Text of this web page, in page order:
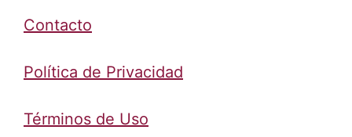
Contacto
Política de Privacidad
Términos de Uso